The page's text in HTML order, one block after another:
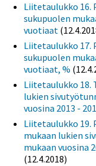
Liitetaulukko 16.
sukupuolen
vuotiaat
Liitetaulukko 17.
sukupuolen
vuotiaat, %
Liitetaulukko
lukien
vuosina 2013 -
Liitetaulukko 19.
mukaan lukien
mukaan vuosina
(12.4.2018)